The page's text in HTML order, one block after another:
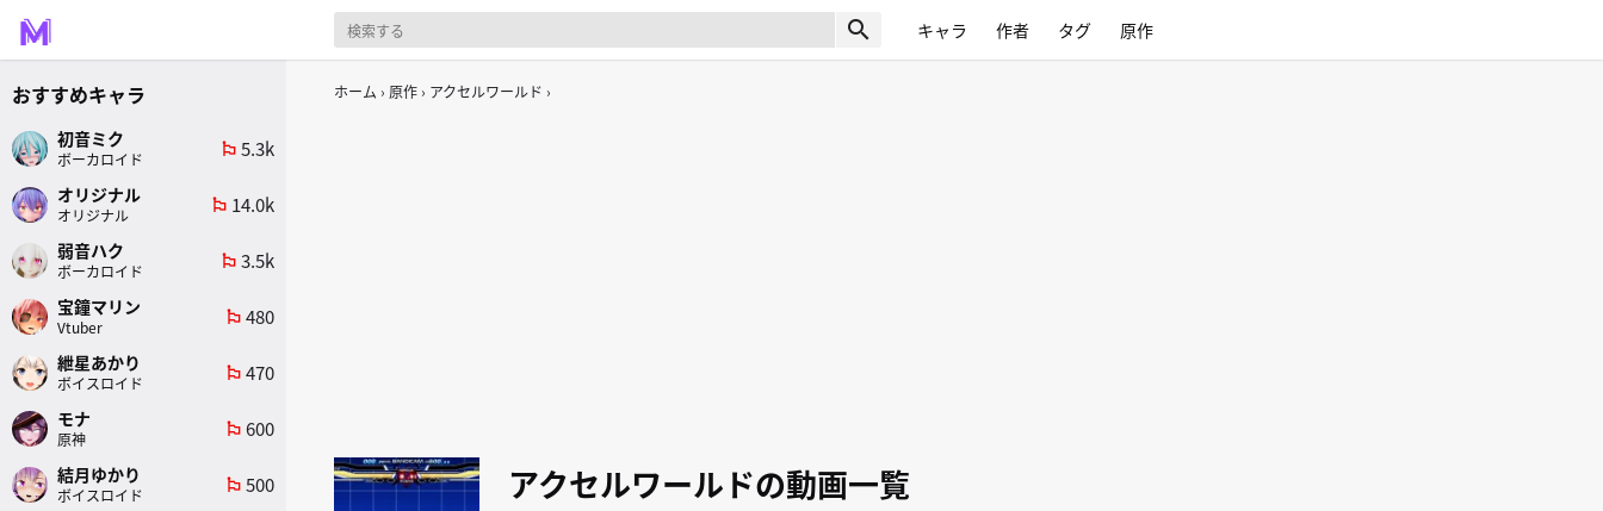
search キャラ 作者 タグ 原作
ホーム 原作 アクセルワールド
アクセルワールドの動画一覧
おすすめキャラ
初音ミク
ボーカロイド
emoji_flags 5.3k
オリジナル
オリジナル
emoji_flags 14.0k
弱音ハク
ボーカロイド
emoji_flags 3.5k
宝鐘マリン
Vtuber
emoji_flags 480
紲星あかり
ボイスロイド
emoji_flags 470
モナ
原神
emoji_flags 600
結月ゆかり
ボイスロイド
emoji_flags 500